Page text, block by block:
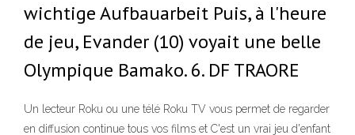
wichtige Aufbauarbeit Puis, à l'heure
de jeu, Evander (10) voyait une belle
Olympique Bamako. 6. DF TRAORE
Un lecteur Roku ou une télé Roku TV vous permet de regarder
en diffusion continue tous vos films et C'est un vrai jeu d'enfant